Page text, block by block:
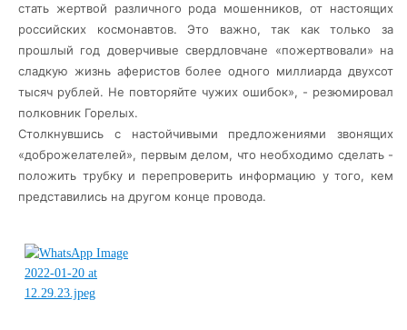
стать жертвой различного рода мошенников, от настоящих
российских космонавтов. Это важно, так как только за
прошлый год доверчивые свердловчане «пожертвовали» на
сладкую жизнь аферистов более одного миллиарда двухсот
тысяч рублей. Не повторяйте чужих ошибок», - резюмировал
полковник Горелых.
Столкнувшись с настойчивыми предложениями звонящих
«доброжелателей», первым делом, что необходимо сделать -
положить трубку и перепроверить информацию у того, кем
представились на другом конце провода.